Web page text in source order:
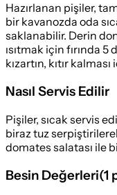
Hazırlanan pişiler,
bir kavanozda oda
saklanabilir. Derin
ısıtmak için fırında
kızartın, kıtır kalması
Nasıl Servis Edilir
Pişiler, sıcak servis
biraz tuz
domates salatası ile
Besin Değerleri(1